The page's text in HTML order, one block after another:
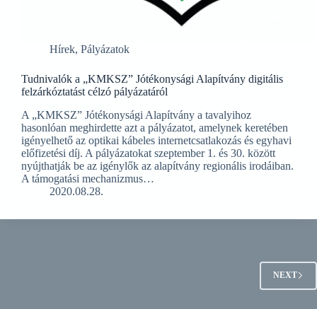
Hírek, Pályázatok
Tudnivalók a „KMKSZ” Jótékonysági Alapítvány digitális
felzárkóztatást célzó pályázatáról
A „KMKSZ” Jótékonysági Alapítvány a tavalyihoz
hasonlóan meghirdette azt a pályázatot, amelynek keretében
igényelhető az optikai kábeles internetcsatlakozás és egyhavi
előfizetési díj. A pályázatokat szeptember 1. és 30. között
nyújthatják be az igénylők az alapítvány regionális irodáiban.
A támogatási mechanizmus…
2020.08.28.
NEXT